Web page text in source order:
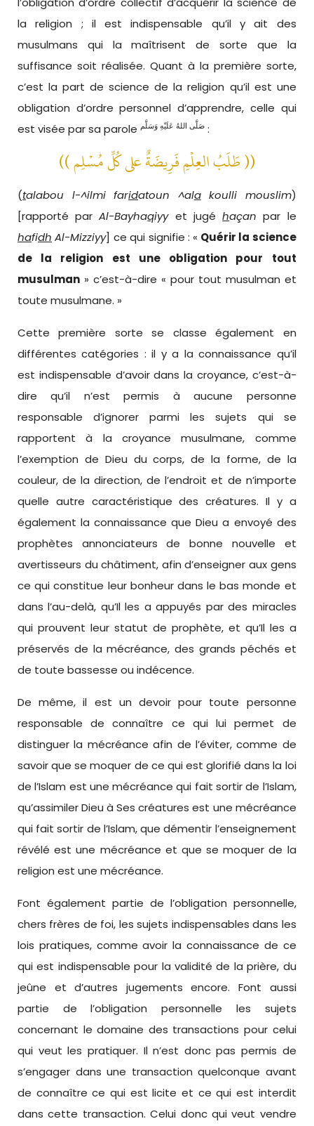
la religion ; il est indispensable qu’il y ait des
musulmans qui la maîtrisent de sorte que la
suffisance soit réalisée. Quant à la première sorte,
c’est la part de science de la religion qu’il est une
obligation d’ordre personnel d’apprendre, celle qui
est visée par sa parole صَلَّى اللهُ عَلَيْهِ وَسَلَّم :
(( طَلَبُ العِلْمِ فَرِيضَةٌ على كُلِّ مُسْلِم ))
(talabou l-^ilmi faridatoun ^alakoulli mouslim)
[rapporté parAl-Bayhaqiyy et jugéhaçan par le
hafidh Al-Mizziyy] ce qui signifie : « Quérir la science
de la religion est une obligation pour tout
musulman » c’est-à-dire « pour tout musulman et
toute musulmane. »
Cette première sorte se classe également en
différentes catégories : il y a la connaissance qu’il
est indispensable d’avoir dans la croyance, c’est-à-
dire qu’il n’est permis à aucune personne
responsable d’ignorer parmi les sujets qui se
rapportent à la croyance musulmane, comme
l’exemption de Dieu du corps, de la forme, de la
couleur, de la direction, de l’endroit et de n’importe
quelle autre caractéristique des créatures. Il y a
également la connaissance que Dieu a envoyé des
prophètes annonciateurs de bonne nouvelle et
avertisseurs du châtiment, afin d’enseigner aux gens
ce qui constitue leur bonheur dans le bas monde et
dans l’au-delà, qu’Il les a appuyés par des miracles
qui prouvent leur statut de prophète, et qu’Il les a
préservés de la mécréance, des grands péchés et
de toute bassesse ou indécence.
De même, il est un devoir pour toute personne
responsable de connaître ce qui lui permet de
distinguer la mécréance afin de l’éviter, comme de
savoir que se moquer de ce qui est glorifié dans la loi
de l’Islam est une mécréance qui fait sortir de l’Islam,
qu’assimiler Dieu à Ses créatures est une mécréance
qui fait sortir de l’Islam, que démentir l’enseignement
révélé est une mécréance et que se moquer de la
religion est une mécréance.
Font également partie de l’obligation personnelle,
chers frères de foi, les sujets indispensables dans les
lois pratiques, comme avoir la connaissance de ce
qui est indispensable pour la validité de la prière, du
jeûne et d’autres jugements encore. Font aussi
partie de l’obligation personnelle les sujets
concernant le domaine des transactions pour celui
qui veut les pratiquer. Il n’est donc pas permis de
s’engager dans une transaction quelconque avant
de connaître ce qui est licite et ce qui est interdit
dans cette transaction. Celui donc qui veut vendre